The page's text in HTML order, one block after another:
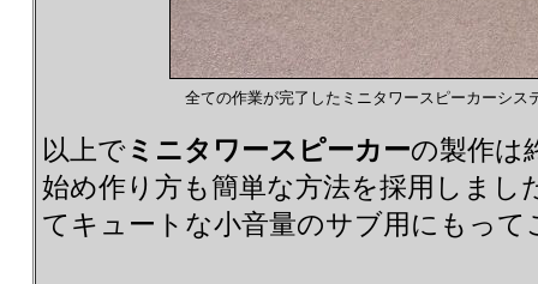
全ての作業が完了したミニタワースピーカーシ
以上でミニタワースピーカーの製作は
始め作り方も簡単な方法を採用しまし
てキュートな小音量のサブ用にもっ